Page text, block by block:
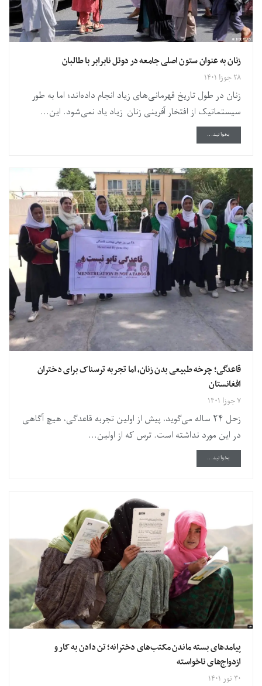
زنان به عنوان ستون اصلی جامعه در دوئل نابرابر با طالبان
۲۸ جوزا ۱۴۰۱
زنان در طول تاریخ قهرمانی‌های زیاد انجام داده‌اند؛ اما به طور
سیستماتیک از افتخار آفرینی زنان زیاد یاد نمی‌شود. این...
بخوانید...
قاعدگی؛ چرخه طبیعی بدن زنان، اما تجربه ترسناک برای دختران
افغانستان
۷ جوزا ۱۴۰۱
زحل ۲۴ ساله می‌گوید، پیش از اولین تجربه قاعدگی، هیچ آگاهی
در این مورد نداشته است. ترس که از اولین...
بخوانید...
پیامدهای بسته ماندن مکتب‌های دخترانه؛ تن دادن به کار و
ازدواج‌های ناخواسته
۳۰ ثور ۱۴۰۱